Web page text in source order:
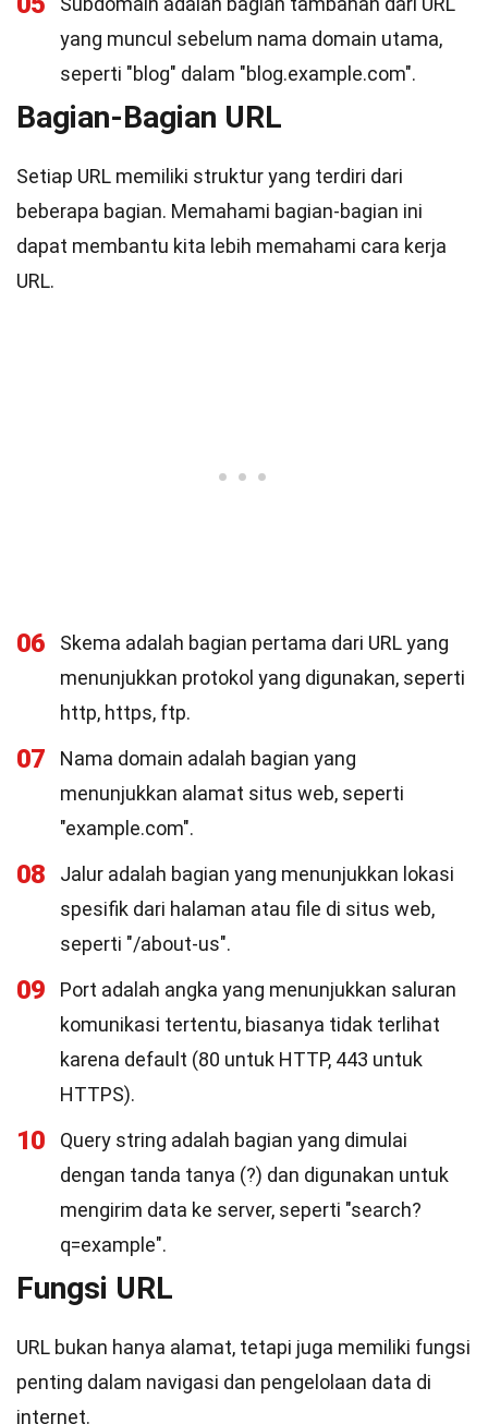
yang muncul sebelum nama domain utama,
seperti "blog" dalam "blog.example.com".
Bagian-Bagian URL
Setiap URL memiliki struktur yang terdiri dari
beberapa bagian. Memahami bagian-bagian ini
dapat membantu kita lebih memahami cara kerja
URL.
06
Skema adalah bagian pertama dari URL yang
menunjukkan protokol yang digunakan, seperti
http, https, ftp.
07
Nama domain adalah bagian yang
menunjukkan alamat situs web, seperti
"example.com".
08
Jalur adalah bagian yang menunjukkan lokasi
spesifik dari halaman atau file di situs web,
seperti "/about-us".
09
Port adalah angka yang menunjukkan saluran
komunikasi tertentu, biasanya tidak terlihat
karena default (80 untuk HTTP, 443 untuk
HTTPS).
10
Query string adalah bagian yang dimulai
dengan tanda tanya (?) dan digunakan untuk
mengirim data ke server, seperti "search?
q=example".
Fungsi URL
URL bukan hanya alamat, tetapi juga memiliki fungsi
penting dalam navigasi dan pengelolaan data di
internet.